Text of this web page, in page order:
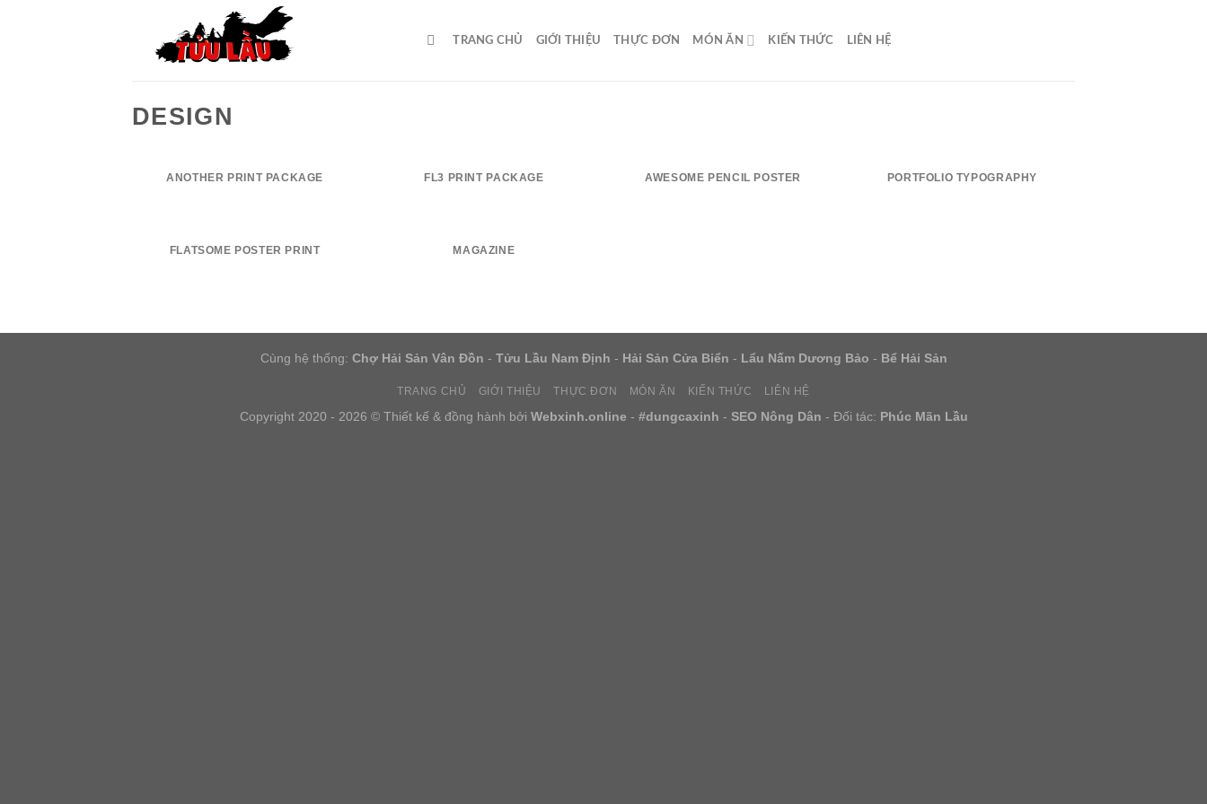
TRANG CHỦ GIỚI THIỆU THỰC ĐƠN MÓN ĂN KIẾN THỨC LIÊN HỆ
DESIGN
ANOTHER PRINT PACKAGE FL3 PRINT PACKAGE AWESOME PENCIL POSTER PORTFOLIO TYPOGRAPHY
FLATSOME POSTER PRINT MAGAZINE
Cùng hệ thống: Chợ Hải Sản Vân Đồn - Tửu Lầu Nam Định - Hải Sản Cửa Biển - Lẩu Nấm Dương Bảo - Bể Hải Sản
TRANG CHỦ GIỚI THIỆU THỰC ĐƠN MÓN ĂN KIẾN THỨC LIÊN HỆ
Copyright 2020 - 2026 © Thiết kế & đồng hành bởi Webxinh.online - #dungcaxinh - SEO Nông Dân - Đối tác: Phúc Mãn Lầu